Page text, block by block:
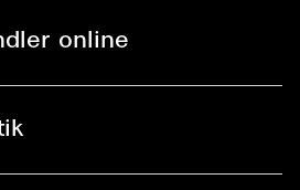
svar (FAQ)
online